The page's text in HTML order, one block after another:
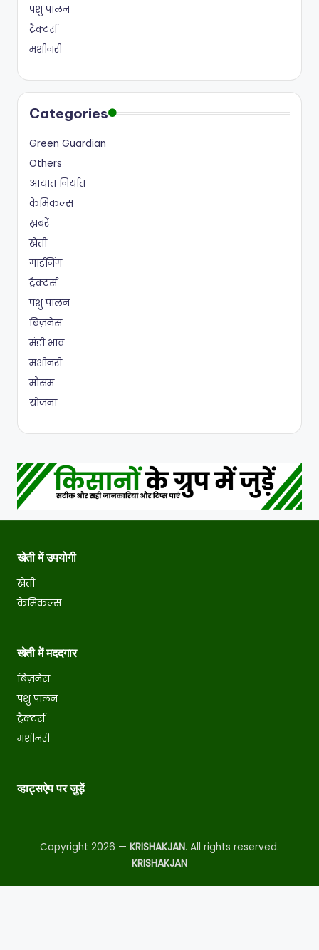
पशु पालन
ट्रैक्टर्स
मशीनरी
Categories
Green Guardian
Others
आयात निर्यात
केमिकल्स
ख़बरें
खेती
गार्डनिंग
ट्रैक्टर्स
पशु पालन
बिज़नेस
मंडी भाव
मशीनरी
मौसम
योजना
खेती में उपयोगी
खेती
केमिकल्स
खेती में मददगार
बिज़नेस
पशु पालन
ट्रैक्टर्स
मशीनरी
व्हाट्सऐप पर जुड़ें
Copyright 2026 — KRISHAKJAN. All rights reserved.
KRISHAKJAN